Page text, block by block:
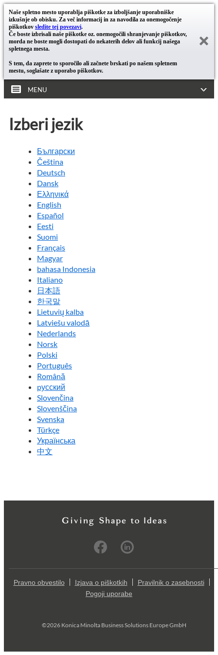
Naše spletno mesto uporablja piškotke za izboljšanje uporabniške
izkušnje ob obisku. Za več informacij in za navodila za onemogočenje
piškotkov sledite tej povezavi.
Če boste izbrisali naše piškotke oz. onemogočili shranjevanje piškotkov,
morda ne boste mogli dostopati do nekaterih delov ali funkcij našega
spletnega mesta.
S tem, da zaprete to sporočilo ali začnete brskati po našem spletnem
mestu, soglašate z uporabo piškotkov.
MENU
Izberi jezik
Български
Čeština
Deutsch
Dansk
Ελληνικά
English
Español
Eesti
Suomi
Français
Magyar
bahasa Indonesia
Italiano
日本語
한국말
Lietuvių kalba
Latviešu valodā
Nederlands
Norsk
Polski
Português
Română
pусский
Slovenčina
Slovenščina
Svenska
Türkçe
Українська
中文
Pravno obvestilo Izjava o piškotkih
Pravilnik o zasebnosti
Pogoji uporabe
©2026 Konica Minolta Business Solutions Europe GmbH